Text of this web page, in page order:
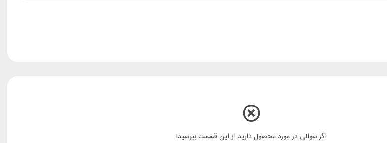
اگر سوالی در مورد محصول دارید از این قسمت بپرسید!